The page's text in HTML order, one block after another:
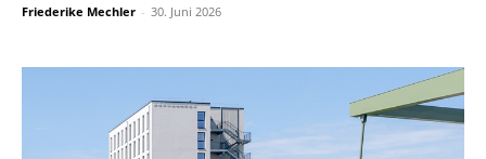
Friederike Mechler - 30. Juni 2026